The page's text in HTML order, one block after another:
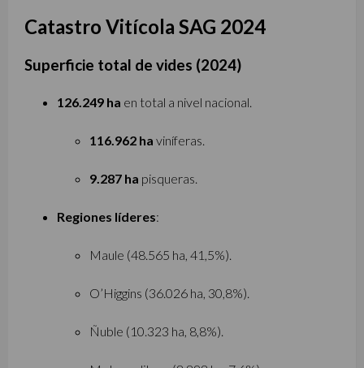
Catastro Vitícola SAG 2024
Superficie total de vides (2024)
126.249 ha en total a nivel nacional.
116.962 ha viníferas.
9.287 ha pisqueras.
Regiones líderes:
Maule (48.565 ha, 41,5%).
O’Higgins (36.026 ha, 30,8%).
Ñuble (10.323 ha, 8,8%).